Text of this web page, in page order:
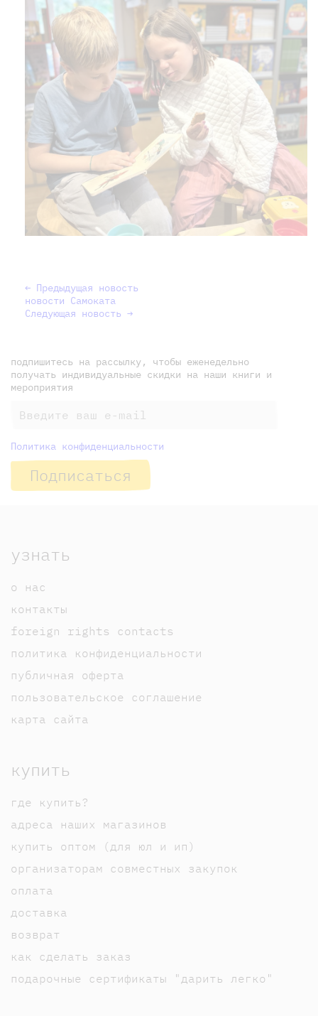
← Предыдущая новость
новости Самоката
Следующая новость →
подпишитесь на рассылку, чтобы еженедельно
получать индивидуальные скидки на наши книги и
мероприятия
Политика конфиденциальности
Подписаться
узнать
о нас
контакты
foreign rights contacts
политика конфиденциальности
публичная оферта
пользовательское соглашение
карта сайта
купить
где купить?
адреса наших магазинов
купить оптом (для юл и ип)
организаторам совместных закупок
оплата
доставка
возврат
как сделать заказ
подарочные сертификаты "дарить легко"